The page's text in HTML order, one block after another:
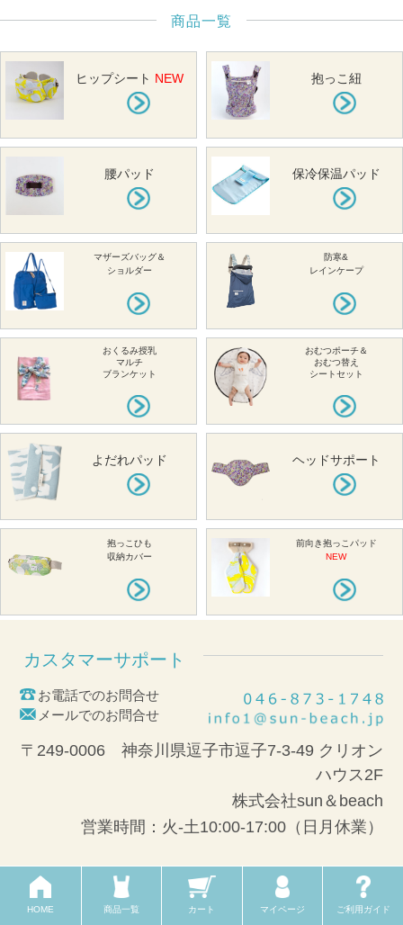
HOME 商品一覧 カート マイページ ご利用ガイド
商品一覧
ヒップシート NEW 抱っこ紐
腰パッド 保冷保温パッド
マザーズバッグ＆
ショルダー
防寒&
レインケープ
おくるみ授乳
マルチ
ブランケット
おむつポーチ＆
おむつ替え
シートセット
よだれパッド ヘッドサポート
抱っこひも
収納カバー
前向き抱っこパッド
NEW
カスタマーサポート
お電話でのお問合せ
メールでのお問合せ
〒249-0006 神奈川県逗子市逗子7-3-49 クリオン
ハウス2F
株式会社sun＆beach
営業時間：火-土10:00-17:00（日月休業）
メールマガジン